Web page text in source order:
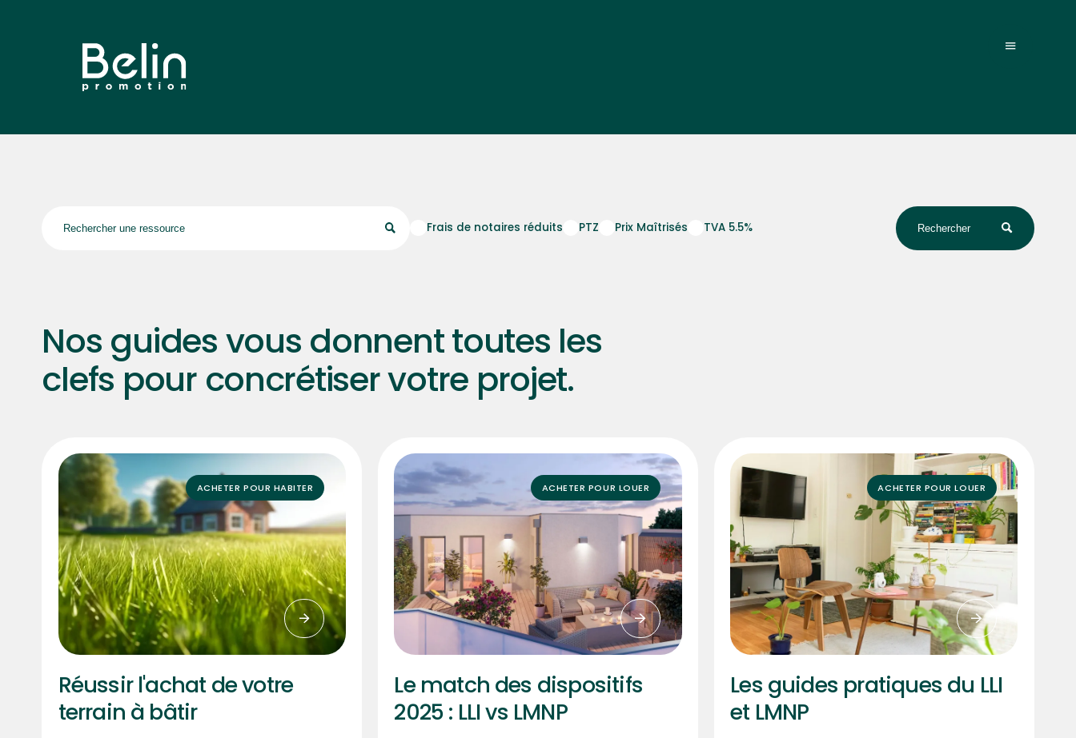
Frais de notaires réduits PTZ Prix Maîtrisés TVA 5.5% Rechercher
Nos guides vous donnent toutes les
clefs pour concrétiser votre projet.
ACHETER POUR HABITER
Réussir l'achat de votre
terrain à bâtir
ACHETER POUR LOUER
Le match des dispositifs
2025 : LLI vs LMNP
ACHETER POUR LOUER
Les guides pratiques du LLI
et LMNP